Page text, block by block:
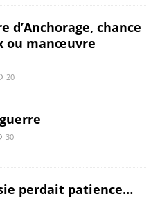
d’Anchorage, chance
ou manœuvre
20
30
perdait patience…